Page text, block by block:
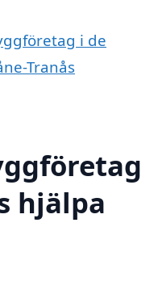
i de
Tranås
hjälpa